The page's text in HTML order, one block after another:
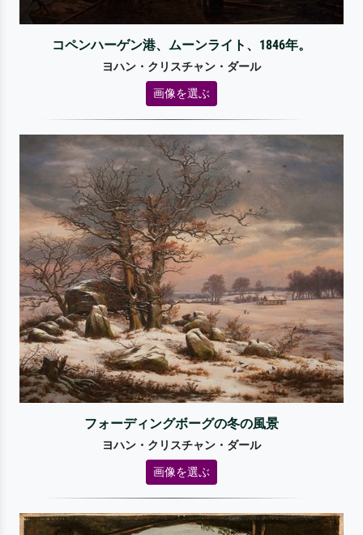
コペンハーゲン港、ムーンライト、1846年。
ヨハン・クリスチャン・ダール
画像を選ぶ
フォーディングボーグの冬の風景
ヨハン・クリスチャン・ダール
画像を選ぶ